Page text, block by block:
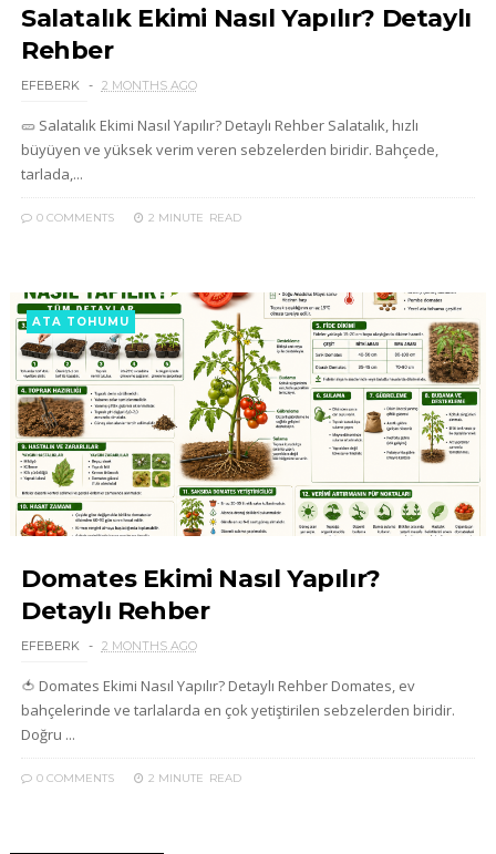
Salatalık Ekimi Nasıl Yapılır? Detaylı
Rehber
EFEBERK 2 MONTHS AGO
🥒 Salatalık Ekimi Nasıl Yapılır? Detaylı Rehber Salatalık, hızlı
büyüyen ve yüksek verim veren sebzelerden biridir. Bahçede,
tarlada,...
0 COMMENTS 2 MINUTE READ
ATA TOHUMU
Domates Ekimi Nasıl Yapılır?
Detaylı Rehber
EFEBERK 2 MONTHS AGO
🍅 Domates Ekimi Nasıl Yapılır? Detaylı Rehber Domates, ev
bahçelerinde ve tarlalarda en çok yetiştirilen sebzelerden biridir.
Doğru ...
0 COMMENTS 2 MINUTE READ